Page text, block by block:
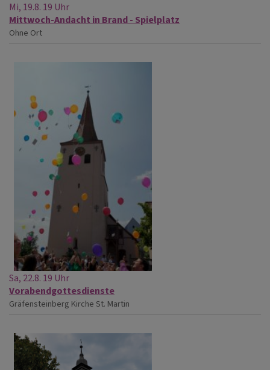
Mi, 19.8. 19 Uhr
Mittwoch-Andacht in Brand - Spielplatz
Ohne Ort
Sa, 22.8. 19 Uhr
Vorabendgottesdienste
Gräfensteinberg Kirche St. Martin